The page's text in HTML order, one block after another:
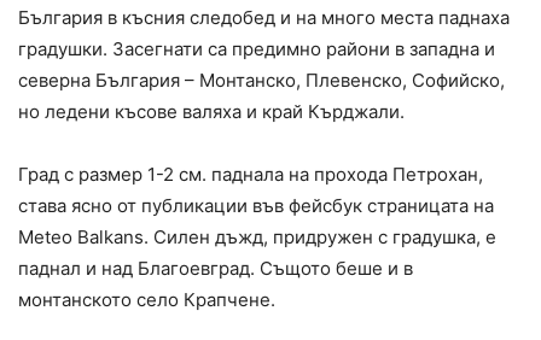
България в късния следобед и на много места паднаха
градушки. Засегнати са предимно райони в западна и
северна България – Монтанско, Плевенско, Софийско,
но ледени късове валяха и край Кърджали.
Град с размер 1-2 см. паднала на прохода Петрохан,
става ясно от публикации във фейсбук страницата на
Meteo Balkans. Силен дъжд, придружен с градушка, е
паднал и над Благоевград. Същото беше и в
монтанското село Крапчене.